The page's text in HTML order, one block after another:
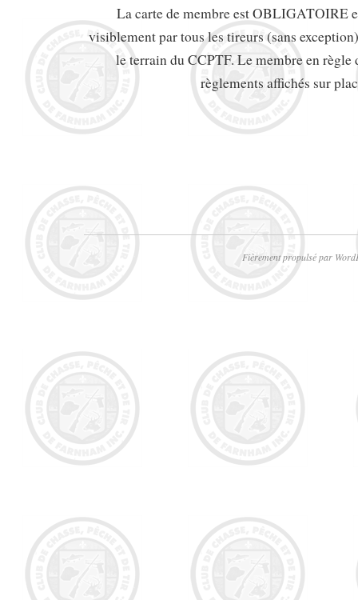
La carte de membre est OBLIGATOIRE
visiblement par tous les tireurs (sans
le terrain du CCPTF. Le membre en règle
règlements affichés sur
Fièrement propulsé par